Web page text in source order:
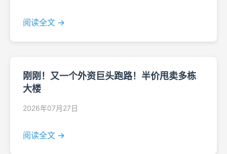
阅读全文 →
刚刚！又一个外资巨头跑路！半价甩卖多栋
大楼
2026年07月27日
阅读全文 →